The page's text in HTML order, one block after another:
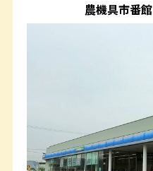
農機具市番館